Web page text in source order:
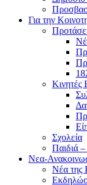
Για την
Κινητές
Σχολεία
Παιδιά
Νεα-
Νέα της